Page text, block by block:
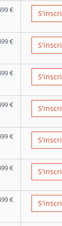
€
€
€
€
€
€
€